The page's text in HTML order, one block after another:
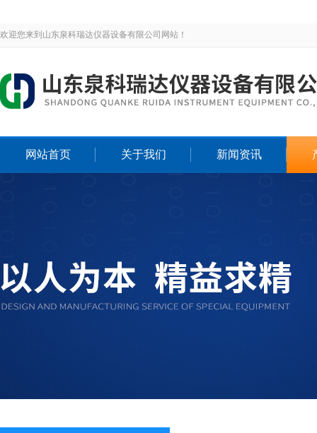
欢迎您来到山东泉科瑞达仪器设备有限公司网站！
网站首页 关于我们 新闻资讯